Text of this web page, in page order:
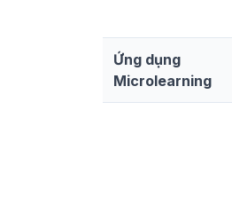
Ứng dụng
Microlearning